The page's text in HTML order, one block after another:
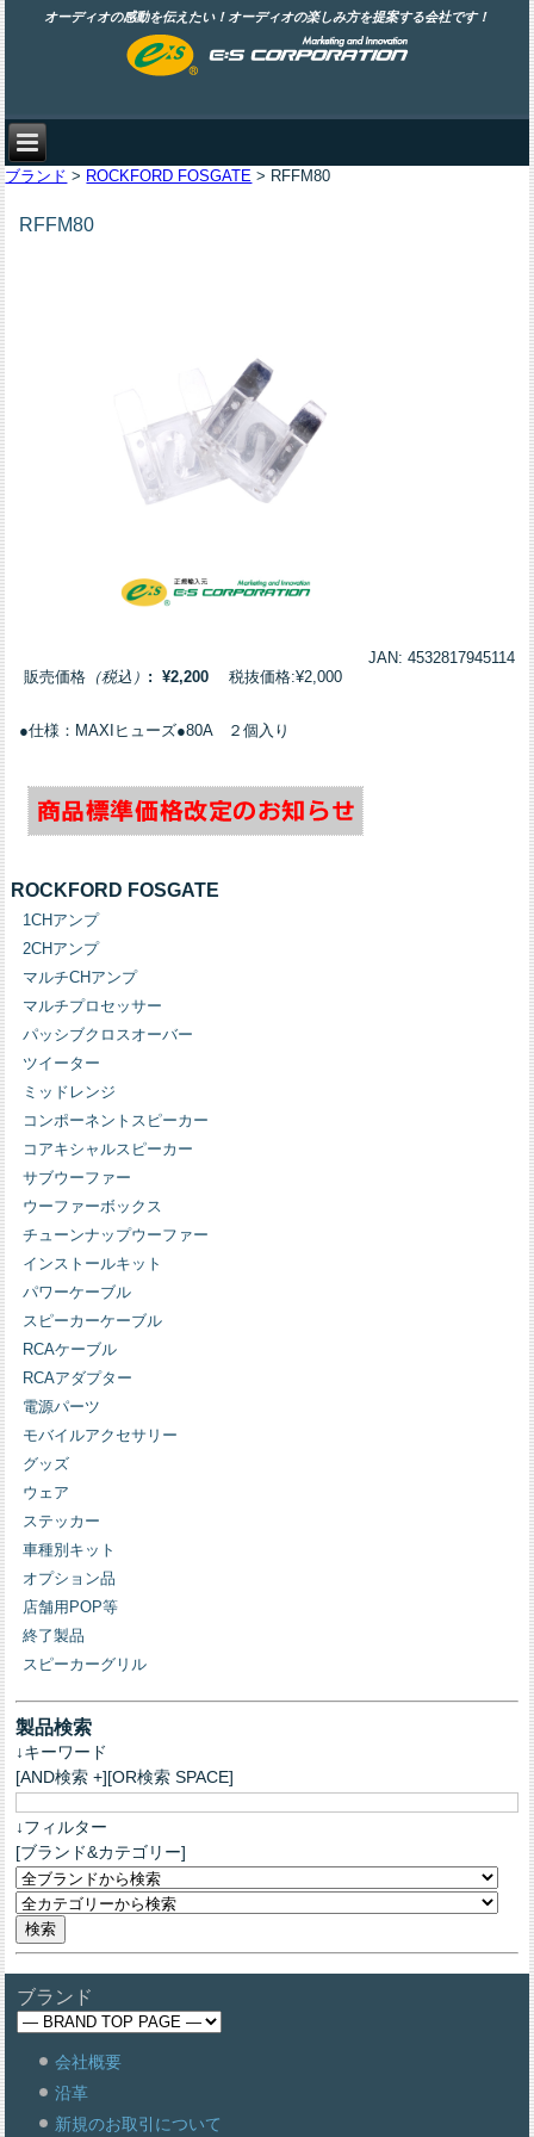
オーディオの感動を伝えたい！オーディオの楽しみ方を提案する会社です！
ブランド > ROCKFORD FOSGATE > RFFM80
RFFM80
JAN: 4532817945114
販売価格 （税込） : ¥2,200 税抜価格:¥2,000
●仕様：MAXIヒューズ●80A ２個入り
ROCKFORD FOSGATE
1CHアンプ
2CHアンプ
マルチCHアンプ
マルチプロセッサー
パッシブクロスオーバー
ツイーター
ミッドレンジ
コンポーネントスピーカー
コアキシャルスピーカー
サブウーファー
ウーファーボックス
チューンナップウーファー
インストールキット
パワーケーブル
スピーカーケーブル
RCAケーブル
RCAアダプター
電源パーツ
モバイルアクセサリー
グッズ
ウェア
ステッカー
車種別キット
オプション品
店舗用POP等
終了製品
スピーカーグリル
製品検索
↓キーワード
[AND検索 +][OR検索 SPACE]
↓フィルター
[ブランド&カテゴリー]
ブランド
会社概要
沿革
新規のお取引について